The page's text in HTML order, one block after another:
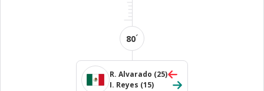
80´
R. Alvarado (25)
I. Reyes (15)